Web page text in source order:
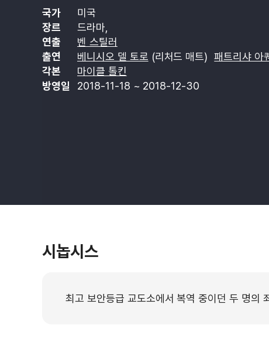
국가
미국
장르
드라마,
연출
벤 스틸러
출연
베니시오 델 토로 (리처드 매트) 패트리샤 아
각본
마이클 톨킨
방영일
2018-11-18 ~ 2018-12-30
시놉시스
최고 보안등급 교도소에서 복역 중이던 두 명의